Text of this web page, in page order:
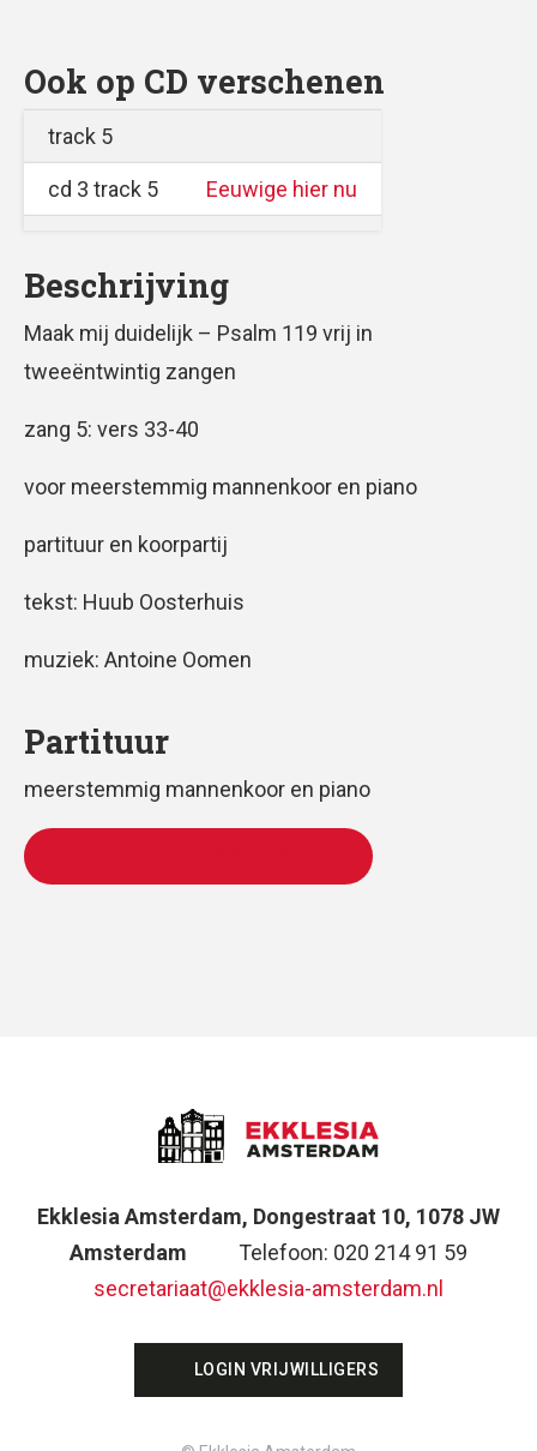
Ook op CD verschenen
track 5
cd 3 track 5 Eeuwige hier nu
Beschrijving
Maak mij duidelijk – Psalm 119 vrij in
tweeëntwintig zangen
zang 5: vers 33-40
voor meerstemmig mannenkoor en piano
partituur en koorpartij
tekst: Huub Oosterhuis
muziek: Antoine Oomen
Partituur
meerstemmig mannenkoor en piano
Ekklesia Amsterdam, Dongestraat 10, 1078 JW
Amsterdam
Telefoon: 020 214 91 59
secretariaat@ekklesia-amsterdam.nl
LOGIN VRIJWILLIGERS